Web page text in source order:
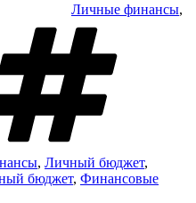
Личные финансы,
, Личный бюджет,
бюджет, Финансовые